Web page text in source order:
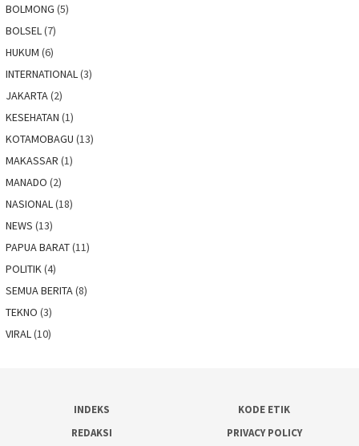
BOLMONG (5)
BOLSEL (7)
HUKUM (6)
INTERNATIONAL (3)
JAKARTA (2)
KESEHATAN (1)
KOTAMOBAGU (13)
MAKASSAR (1)
MANADO (2)
NASIONAL (18)
NEWS (13)
PAPUA BARAT(11)
POLITIK (4)
SEMUA BERITA (8)
TEKNO (3)
VIRAL (10)
INDEKS
KODE ETIK
REDAKSI
PRIVACY POLICY